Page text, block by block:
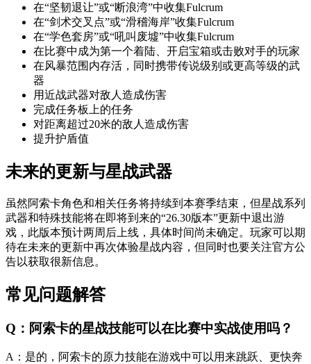
在“坚韧退让”或“断浪湾”中收集Fulcrum
在“剑术交叉点”或“滑稽海岸”收集Fulcrum
在“学色套房”或“吼叫废墟”中收集Fulcrum
在比赛中成为第一个着陆、开启宝箱或击败对手的玩家
在风暴范围内存活，同时携带传说级别或更高等级的武
器
用近战武器对敌人造成伤害
完成任务板上的任务
对距离超过20米的敌人造成伤害
提升护盾值
未来的更新与星战武器
虽然阿索卡角色和相关任务将持续到本赛季结束，但星战系列
武器和特殊技能将在即将到来的“26.30版本”更新中退出游
戏，此版本预计两周后上线，具体时间尚未确定。玩家可以期
待在未来的更新中再次体验星战内容，但同时也要关注官方公
告以获取很新信息。
常见问题解答
Q：阿索卡的星战技能可以在比赛中实战使用吗？
A：是的，阿索卡的原力技能在游戏中可以用来跳跃、更快奔